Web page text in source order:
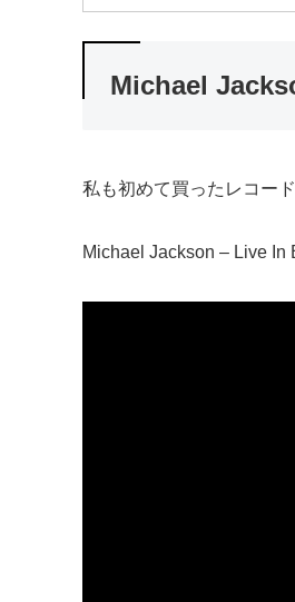
Michael
私も初めて買ったレコー
Michael Jackson – Live In